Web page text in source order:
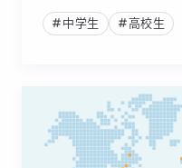
中学生 高校生